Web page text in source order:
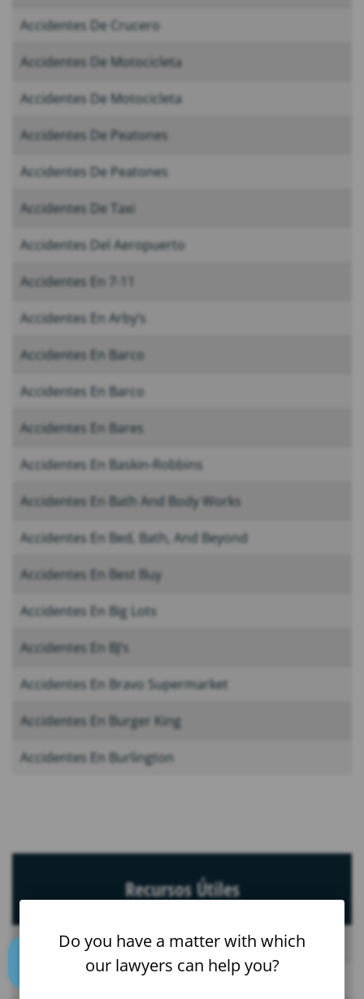
Accidentes De Crucero
Accidentes De Motocicleta
Accidentes De Motocicleta
Accidentes De Peatones
Accidentes De Peatones
Accidentes De Taxi
Accidentes Del Aeropuerto
Accidentes En 7-11
Accidentes En Arby’s
Accidentes En Barco
Accidentes En Barco
Accidentes En Bares
Accidentes En Baskin-Robbins
Accidentes En Bath And Body Works
Accidentes En Bed, Bath, And Beyond
Accidentes En Best Buy
Accidentes En Big Lots
Accidentes En BJ’s
Accidentes En Bravo Supermarket
Accidentes En Burger King
Accidentes En Burlington
Recursos Útiles
Preguntas Frecuentes
Do you have a matter with which
our lawyers can help you?